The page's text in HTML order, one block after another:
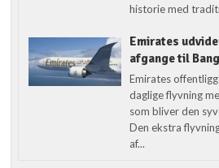
historie med
Emirates
afgange til
Emirates
daglige flyvning
som bliver den
Den ekstra
af...